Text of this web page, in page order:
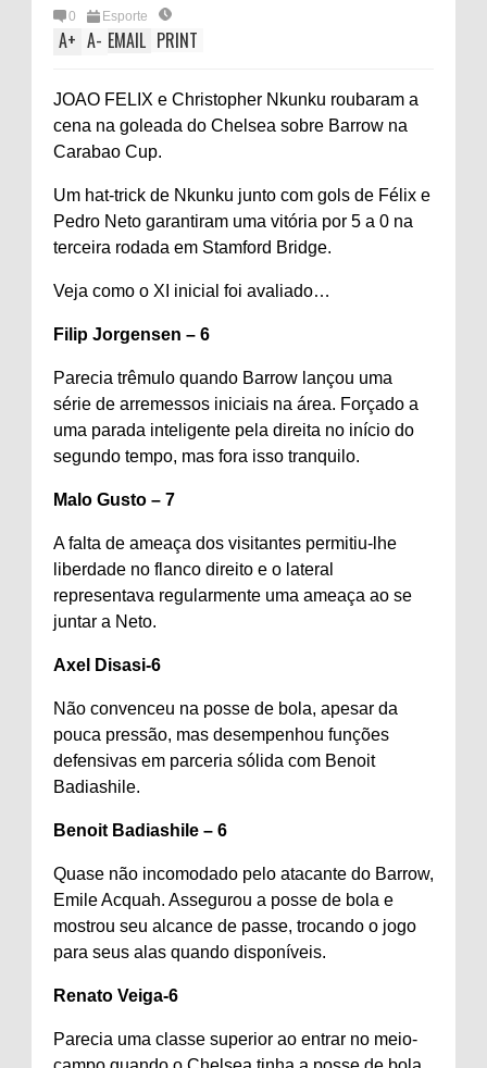
0 Esporte
A+ A- EMAIL PRINT
JOAO FELIX e Christopher Nkunku roubaram a
cena na goleada do Chelsea sobre Barrow na
Carabao Cup.
Um hat-trick de Nkunku junto com gols de Félix e
Pedro Neto garantiram uma vitória por 5 a 0 na
terceira rodada em Stamford Bridge.
Veja como o XI inicial foi avaliado…
Filip Jorgensen – 6
Parecia trêmulo quando Barrow lançou uma
série de arremessos iniciais na área. Forçado a
uma parada inteligente pela direita no início do
segundo tempo, mas fora isso tranquilo.
Malo Gusto – 7
A falta de ameaça dos visitantes permitiu-lhe
liberdade no flanco direito e o lateral
representava regularmente uma ameaça ao se
juntar a Neto.
Axel Disasi-6
Não convenceu na posse de bola, apesar da
pouca pressão, mas desempenhou funções
defensivas em parceria sólida com Benoit
Badiashile.
Benoit Badiashile – 6
Quase não incomodado pelo atacante do Barrow,
Emile Acquah. Assegurou a posse de bola e
mostrou seu alcance de passe, trocando o jogo
para seus alas quando disponíveis.
Renato Veiga-6
Parecia uma classe superior ao entrar no meio-